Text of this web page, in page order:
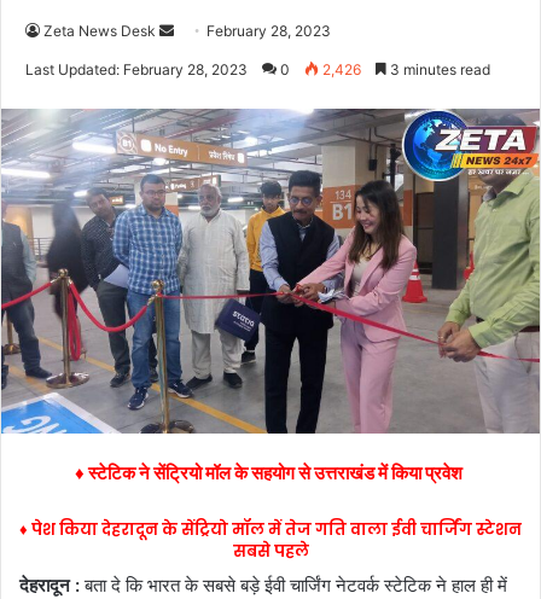
Zeta News Desk
d
a
n
e
m
a
i
February 28, 2023
Last Updated: February 28, 2023 0 2,426 3 minutes read
♦ स्टेटिक ने सेंट्रियो मॉल के सहयोग सेउत्तराखंडमें कियाप्रवेश
♦ पेश किया देहरादून के सेंट्रियो मॉल में तेज गति वाला ईवी चार्जिंग स्टेशन
सबसे पहले
देहरादून :बता दे कि भारत के सबसे बड़े ईवी चार्जिंग नेटवर्क स्टेटिक ने हाल ही में